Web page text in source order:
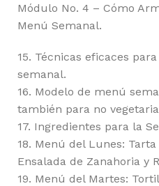
Módulo No. 4 – Cómo
Menú Semanal.
15. Técnicas eficaces
semanal.
16. Modelo de menú
también para no
17. Ingredientes para la
18. Menú del Lunes:
Ensalada de Zanahoria y
19. Menú del Martes: